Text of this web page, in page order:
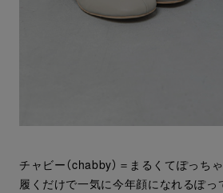
チャビー（chabby）＝まるくてぽっち
履くだけで一気に今年顔になれるぽっ